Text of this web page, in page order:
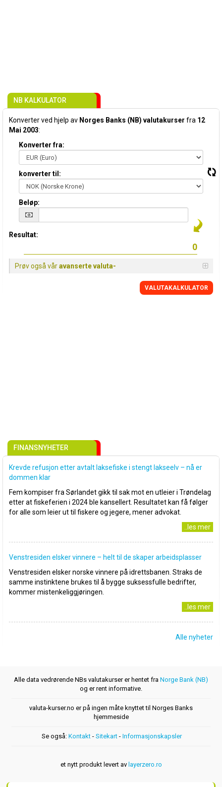
NB KALKULATOR
Konverter ved hjelp av Norges Banks (NB) valutakurser fra 12
Mai 2003:
Konverter fra:
konverter til:
Beløp:
Resultat:
Prøv også våravanserte valuta-
VALUTAKALKULATOR
FINANSNYHETER
Krevde refusjon etter avtalt laksefiske i stengt lakseelv – nå er
dommen klar
Fem kompiser fra Sørlandet gikk til sak mot en utleier i Trøndelag
etter at fiskeferien i 2024 ble kansellert. Resultatet kan få følger
for alle som leier ut til fiskere og jegere, mener advokat.
..les mer
Venstresiden elsker vinnere – helt til de skaper arbeidsplasser
Venstresiden elsker norske vinnere på idrettsbanen. Straks de
samme instinktene brukes til å bygge suksessfulle bedrifter,
kommer mistenkeliggjøringen.
..les mer
Alle nyheter
Alle data vedrørende NBs valutakurser er hentet fra Norge Bank (NB)
og er rent informative.
valuta-kurser.no er på ingen måte knyttet til Norges Banks
hjemmeside
Se også: Kontakt - Sitekart - Informasjonskapsler
et nytt produkt levert av layerzero.ro